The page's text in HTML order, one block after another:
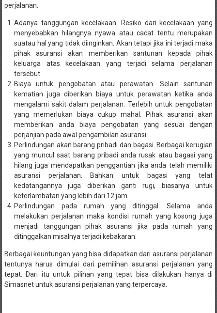
perjalanan.
Adanya tanggungan kecelakaan. Resiko dari kecelakaan yang
menyebabkan hilangnya nyawa atau cacat tentu merupakan
suatau hal yang tidak diinginkan. Akan tetapi jika ini terjadi maka
pihak asuransi akan memberikan santunan kepada pihak
keluarga atas kecelakaan yang terjadi selama perjalanan
tersebut.
Biaya untuk pengobatan atau perawatan. Selain santunan
kematian juga diberikan biaya untuk perawatan ketika anda
mengalami sakit dalam perjalanan. Terlebih untuk pengobatan
yang memerlukan biaya cukup mahal. Pihak asuransi akan
memberikan anda biaya pengobatan yang sesuai dengan
perjanjian pada awal pengambilan asuransi.
Perlindungan akan barang pribadi dan bagasi. Berbagai kerugian
yang muncul saat barang pribadi anda rusak atau bagasi yang
hilang juga mendapatkan penggantian jika anda telah memiliki
asuransi perjalanan. Bahkan untuk bagasi yang telat
kedatangannya juga diberikan ganti rugi, biasanya untuk
keterlambatan yang lebih dari 12 jam.
Perlindungan pada rumah yang ditinggal. Selama anda
melakukan perjalanan maka kondisi rumah yang kosong juga
menjadi tanggungan pihak asuransi jika pada rumah yang
ditinggalkan misalnya terjadi kebakaran.
Berbagai keuntungan yang bisa didapatkan dari asuransi perjalanan
tentunya harus dimulai dari pemilihan asuransi perjalanan yang
tepat. Dari itu untuk pilihan yang tepat bisa dilakukan hanya di
Simasnet untuk asuransi perjalanan yang terpercaya.